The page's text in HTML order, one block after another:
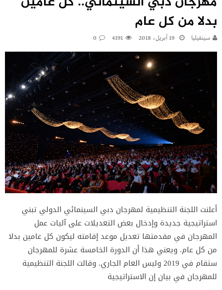
بدلا من كل عام
سينفيليا 19 أبريل، 2018 4191
0
أعلنت اللجنة التنظيمية لمهرجان دبي السينمائي الدولي تبني
استراتيجية جديدة وإدخال بعض التعديلات على آليات عمل
المهرجان في مقدمتها تعديل موعد إقامته ليكون كل عامين بدلا
من كل عام. ويعني هذا أن الدورة الخامسة عشرة للمهرجان
ستقام في 2019 وليس العام الجاري. وقالت اللجنة التنظيمية
للمهرجان في بيان إن الاستراتيجية